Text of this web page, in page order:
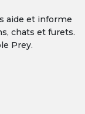
aide et informe
chats et furets.
Prey.